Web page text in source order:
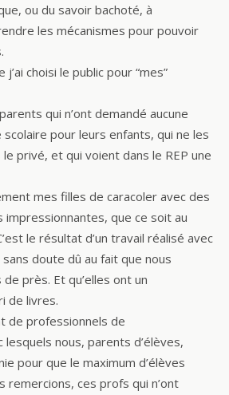
ou du savoir bachoté, à
les mécanismes pour pouvoir
j’ai choisi le public pour “mes”
qui n’ont demandé aucune
pour leurs enfants, qui ne les
privé, et qui voient dans le REP une
mes filles de caracoler avec des
impressionnantes, que ce soit au
le résultat d’un travail réalisé avec
doute dû au fait que nous
près. Et qu’elles ont un
de livres.
de professionnels de
lesquels nous, parents d’élèves,
pour que le maximum d’élèves
remercions, ces profs qui n’ont